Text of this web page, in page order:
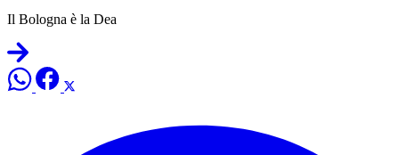
Il Bologna è la Dea